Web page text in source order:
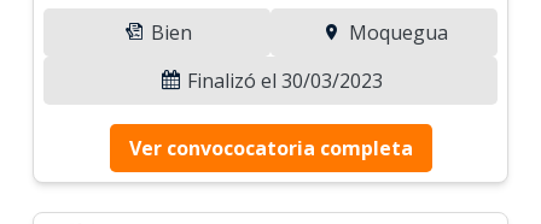
Bien
Moquegua
Finalizó el 30/03/2023
Ver convococatoria completa